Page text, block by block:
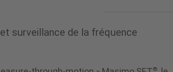
surveillance de la fréquence
®